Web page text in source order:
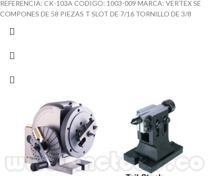
REFERENCIA: CK-103A CODIGO: 1003-009 MARCA: VERTEX SE
COMPONES DE 58 PIEZAS T SLOT DE 7/16 TORNILLO DE 3/8